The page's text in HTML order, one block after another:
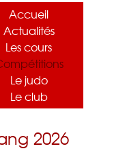
Accueil
Actualités
Les cours
Le judo
Le club
2026